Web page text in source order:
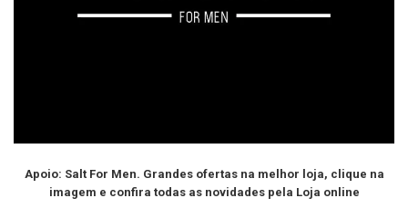
Apoio: Salt For Men. Grandes ofertas na melhor loja, clique na
imagem e confira todas as novidades pela Loja online